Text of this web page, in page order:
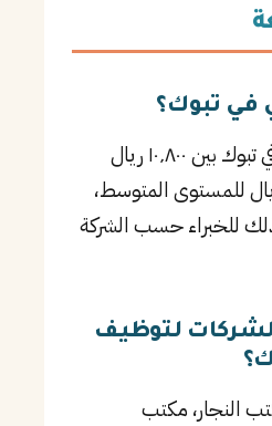
في تبوك؟
يتراوح راتب محامي في تبوك بين ١٠٬٨٠٠ ريال
و١٩٬٤٤٠ ريال للمستوى المتوسط،
للخبراء حسب الشركة
لتوظيف
النجار، مكتب